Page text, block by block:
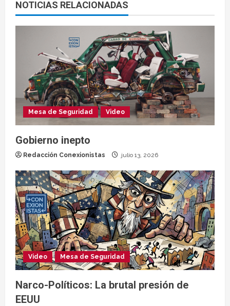
NOTICIAS RELACIONADAS
Mesa de Seguridad Video
Gobierno inepto
Redacción Conexionistas julio 13, 2026
Video Mesa de Seguridad
Narco-Políticos: La brutal presión de
EEUU